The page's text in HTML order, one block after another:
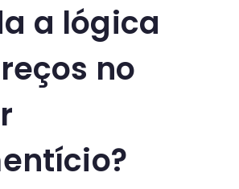
a lógica
no